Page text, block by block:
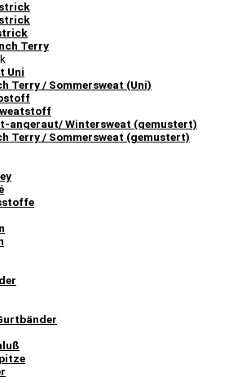
Terry
Uni
Terry / Sommersweat (Uni)
angeraut/ Wintersweat (gemustert)
Terry / Sommersweat (gemustert)